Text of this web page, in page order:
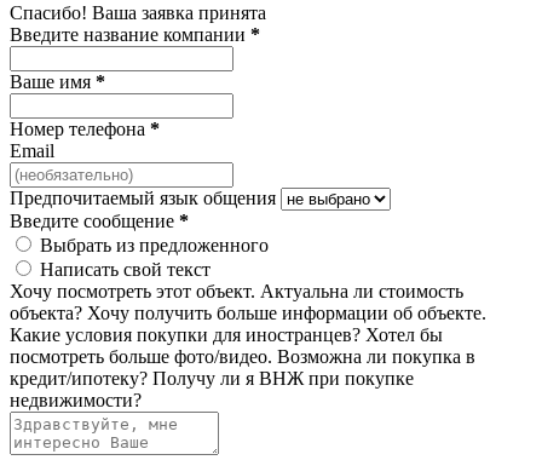
Спасибо! Ваша заявка принята
Введите название компании *
Ваше имя *
Номер телефона *
Email
Предпочитаемый язык общения
Введите сообщение *
Выбрать из предложенного
Написать свой текст
Хочу посмотреть этот объект. Актуальна ли стоимость
объекта? Хочу получить больше информации об объекте.
Какие условия покупки для иностранцев? Хотел бы
посмотреть больше фото/видео. Возможна ли покупка в
кредит/ипотеку? Получу ли я ВНЖ при покупке
недвижимости?